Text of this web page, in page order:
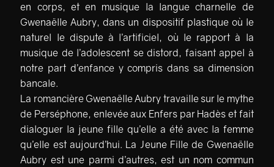
en corps, et en musique la langue charnelle de
Gwenaëlle Aubry, dans un dispositif plastique où le
naturel le dispute à l’artificiel, où le rapport à la
musique de l’adolescent se distord, faisant appel à
notre part d’enfance y compris dans sa dimension
bancale.
La romancière Gwenaëlle Aubry travaille sur le mythe
de Perséphone, enlevée aux Enfers par Hadès et fait
dialoguer la jeune fille qu’elle a été avec la femme
qu’elle est aujourd’hui. La Jeune Fille de Gwenaëlle
Aubry est une parmi d’autres, est un nom commun